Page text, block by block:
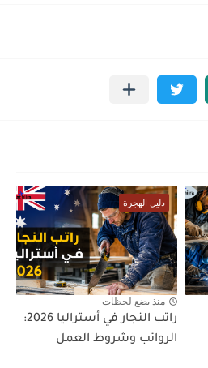
دليل الهجرة
منذ بضع لحظات
راتب النجار في أستراليا 2026:
الرواتب وشروط العمل